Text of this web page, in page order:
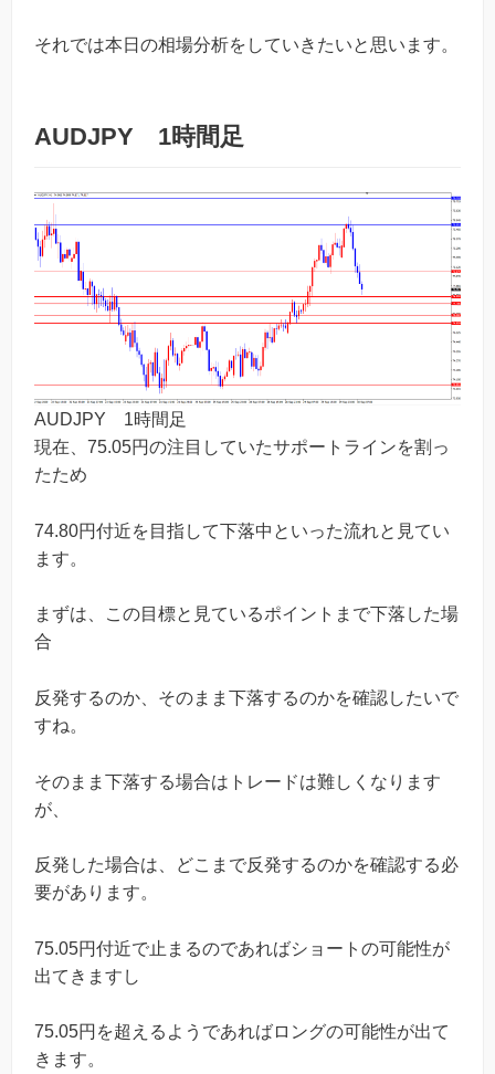
それでは本日の相場分析をしていきたいと思います。
AUDJPY 1時間足
AUDJPY 1時間足
現在、75.05円の注目していたサポートラインを割っ
たため
74.80円付近を目指して下落中といった流れと見てい
ます。
まずは、この目標と見ているポイントまで下落した場
合
反発するのか、そのまま下落するのかを確認したいで
すね。
そのまま下落する場合はトレードは難しくなります
が、
反発した場合は、どこまで反発するのかを確認する必
要があります。
75.05円付近で止まるのであればショートの可能性が
出てきますし
75.05円を超えるようであればロングの可能性が出て
きます。